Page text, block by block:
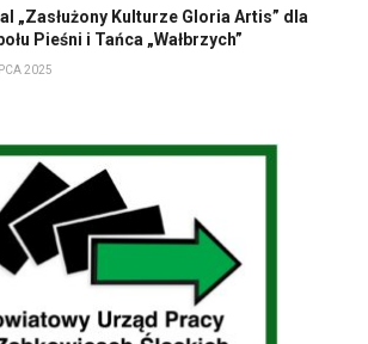
„Zasłużony Kulturze Gloria Artis” dla
Pieśni i Tańca „Wałbrzych”
2025